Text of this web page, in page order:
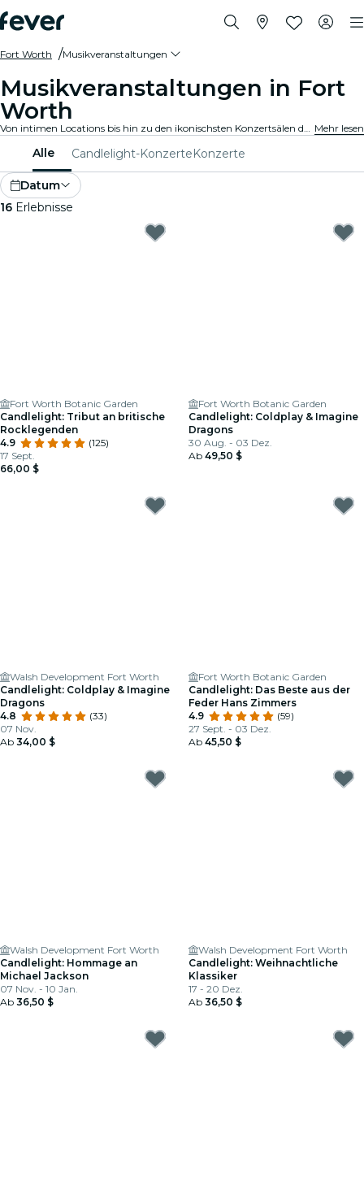
Fort Worth Musikveranstaltungen
Musikveranstaltungen in Fort
Worth
Von intimen Locations bis hin zu den ikonischsten Konzertsälen der Stadt, Fort Worth pulsiert mit der Musik und bietet ein vielfältiges Veranstaltungsangebot für jeden Geschmack und Stil. Mehr lesen
Alle Candlelight-KonzerteKonzerte
Datum
16 Erlebnisse
Fort Worth Botanic Garden
Candlelight: Tribut an britische
Rocklegenden
4.9
(125)
17 Sept.
66,00 $
Fort Worth Botanic Garden
Candlelight: Coldplay & Imagine
Dragons
30 Aug. - 03 Dez.
Ab 49,50 $
Walsh Development Fort Worth
Candlelight: Coldplay & Imagine
Dragons
4.8
(33)
07 Nov.
Ab 34,00 $
Fort Worth Botanic Garden
Candlelight: Das Beste aus der
Feder Hans Zimmers
4.9
(59)
27 Sept. - 03 Dez.
Ab 45,50 $
Walsh Development Fort Worth
Candlelight: Hommage an
Michael Jackson
07 Nov. - 10 Jan.
Ab 36,50 $
Walsh Development Fort Worth
Candlelight: Weihnachtliche
Klassiker
17 - 20 Dez.
Ab 36,50 $